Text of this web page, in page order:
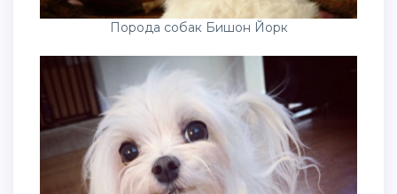
Порода собак Бишон Йорк